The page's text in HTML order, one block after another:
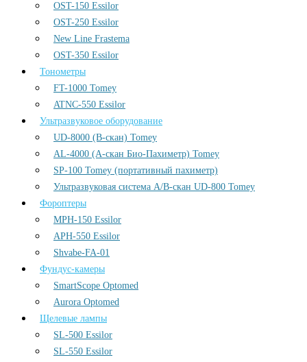
OST-150 Essilor
OST-250 Essilor
New Line Frastema
OST-350 Essilor
Тонометры
FT-1000 Tomey
ATNC-550 Essilor
Ультразвуковое оборудование
UD-8000 (В-скан) Tomey
AL-4000 (А-скан Био-Пахиметр) Tomey
SP-100 Tomey (портативный пахиметр)
Ультразвуковая система А/В-скан UD-800 Tomey
Фороптеры
MPH-150 Essilor
APH-550 Essilor
Shvabe-FA-01
Фундус-камеры
SmartScope Optomed
Aurora Optomed
Щелевые лампы
SL-500 Essilor
SL-550 Essilor